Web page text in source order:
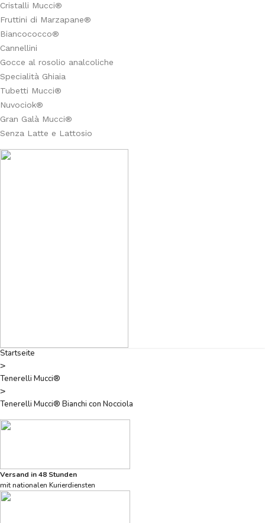
Cristalli Mucci®
Fruttini di Marzapane®
Biancococco®
Cannellini
Gocce al rosolio analcoliche
Specialità Ghiaia
Tubetti Mucci®
Nuvociok®
Gran Galà Mucci®
Senza Latte e Lattosio
Startseite
>
Tenerelli Mucci®
>
Tenerelli Mucci® Bianchi con Nocciola
Versand in 48 Stunden
mit nationalen Kurierdiensten